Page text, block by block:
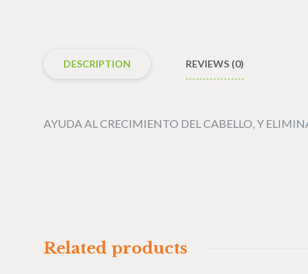
DESCRIPTION REVIEWS (0)
AYUDA AL CRECIMIENTO DEL CABELLO, Y
Related products